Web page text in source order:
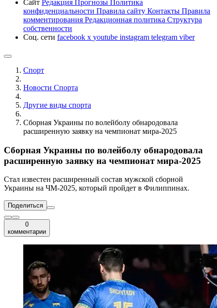
Сайт Редакция Прогнозы Политика
конфиденциальности Правила сайту Контакты Правила
комментирования Редакционная политика Структура
собственности
Соц. сети facebook x youtube instagram telegram viber
Спорт
Новости Cпорта
Другие виды спорта
Сборная Украины по волейболу обнародовала
расширенную заявку на чемпионат мира-2025
Сборная Украины по волейболу обнародовала
расширенную заявку на чемпионат мира-2025
Стал известен расширенный состав мужской сборной
Украины на ЧМ-2025, который пройдет в Филиппинах.
Поделиться
0
комментарии